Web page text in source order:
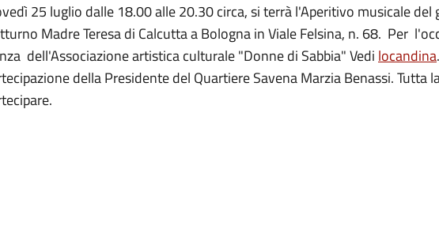
25 luglio dalle 18.00 alle 20.30 circa, si terrà l'Aperitivo musicale del
Madre Teresa di Calcutta a Bologna in Viale Felsina, n. 68. Per
dell'Associazione artistica culturale "Donne di Sabbia" Vedi locandina
della Presidente del Quartiere Savena Marzia Benassi. Tutta